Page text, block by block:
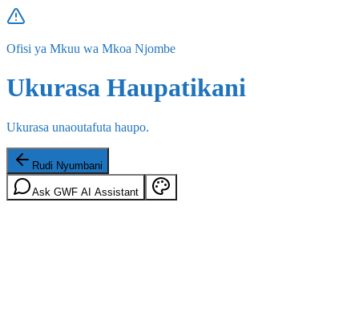
Ofisi ya Mkuu wa Mkoa Njombe
Ukurasa Haupatikani
Ukurasa unaoutafuta haupo.
Rudi Nyumbani
Ask GWF AI Assistant